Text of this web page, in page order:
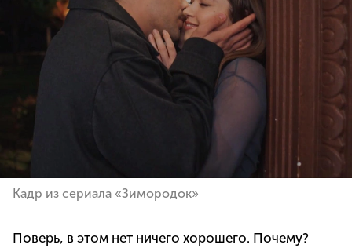
Кадр из сериала «Зимородок»
Поверь, в этом нет ничего хорошего. Почему?